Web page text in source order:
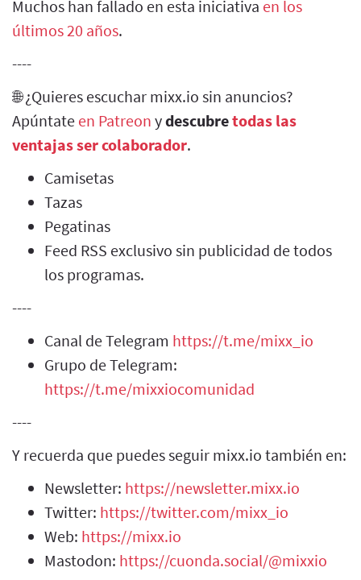
Muchos han fallado en esta iniciativa en los
últimos 20 años.
----
🌐 ¿Quieres escuchar mixx.io sin anuncios?
Apúntate en Patreon ydescubretodas las
ventajas ser colaborador.
Camisetas
Tazas
Pegatinas
Feed RSS exclusivo sin publicidad de todos
los programas.
----
Canal de Telegram https://t.me/mixx_io
Grupo de Telegram:
https://t.me/mixxiocomunidad
----
Y recuerda que puedes seguir mixx.io también en:
Newsletter: https://newsletter.mixx.io
Twitter: https://twitter.com/mixx_io
Web: https://mixx.io
Mastodon: https://cuonda.social/@mixxio